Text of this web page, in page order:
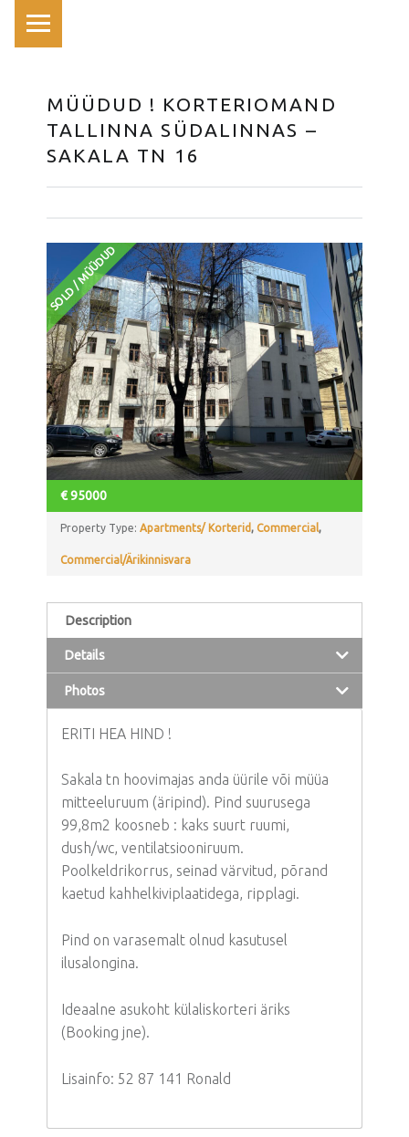
MÜÜDUD ! KORTERIOMAND
TALLINNA SÜDALINNAS –
SAKALA TN 16
SOLD / MÜÜDUD
€95000
Property Type: Apartments/ Korterid, Commercial,
Commercial/Ärikinnisvara
Description
Details
Photos
ERITI HEA HIND !
Sakala tn hoovimajas anda üürile või müüa
mitteeluruum (äripind). Pind suurusega
99,8m2 koosneb : kaks suurt ruumi,
dush/wc, ventilatsiooniruum.
Poolkeldrikorrus, seinad värvitud, põrand
kaetud kahhelkiviplaatidega, ripplagi.
Pind on varasemalt olnud kasutusel
ilusalongina.
Ideaalne asukoht külaliskorteri äriks
(Booking jne).
Lisainfo: 52 87 141 Ronald